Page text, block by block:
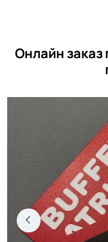
Онлайн заказ